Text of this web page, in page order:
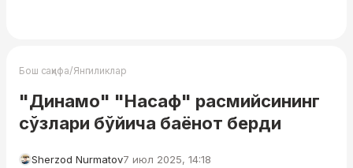
Бош саҳифа/Янгиликлар
"Динамо" "Насаф" расмийсининг
сўзлари бўйича баёнот берди
Sherzod Nurmatov7 июл 2025, 14:18